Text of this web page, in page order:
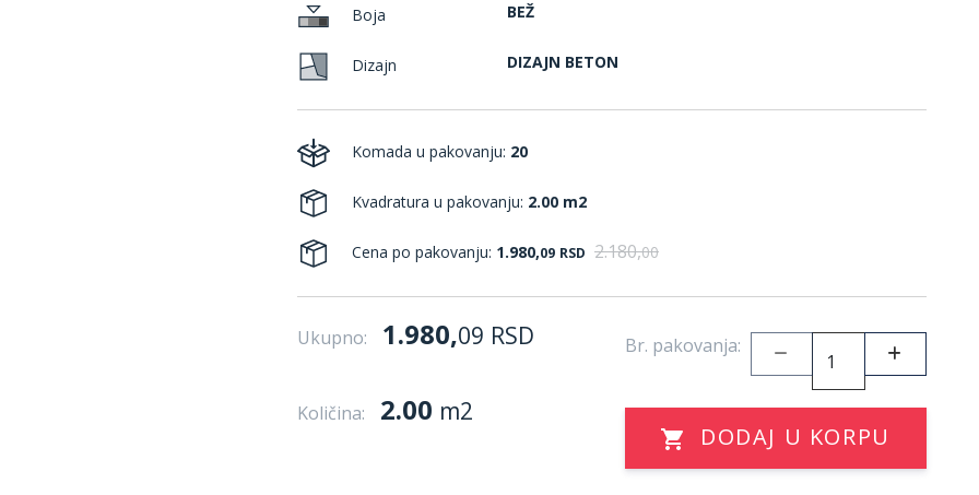
Boja BEŽ
Dizajn DIZAJN BETON
Komada u pakovanju: 20
Kvadratura u pakovanju: 2.00 m2
Cena po pakovanju: 1.980,09 RSD 2.180,00
Ukupno: 1.980,09 RSD Br. pakovanja:
Količina: 2.00 m2
DODAJ U KORPU